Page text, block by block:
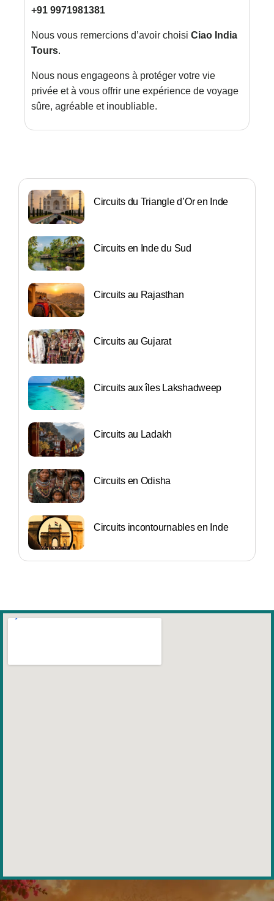
+91 9971981381
Nous vous remercions d’avoir choisiCiao India
Tours.
Nous nous engageons à protéger votre vie
privée et à vous offrir une expérience de voyage
sûre, agréable et inoubliable.
Circuits du Triangle d’Or en Inde
Circuits en Inde du Sud
Circuits au Rajasthan
Circuits au Gujarat
Circuits aux îles Lakshadweep
Circuits au Ladakh
Circuits en Odisha
Circuits incontournables en Inde